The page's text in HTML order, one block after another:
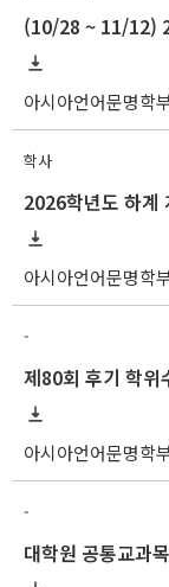
아시아언어문명학
학사
2026학년도 하계
아시아언어문명학
-
제80회 후기 학위
아시아언어문명학
-
대학원 공통교과